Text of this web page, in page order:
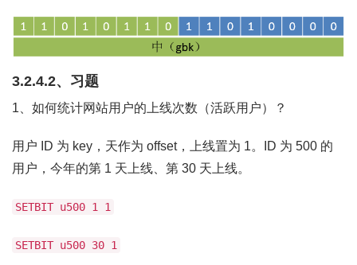
3.2.4.2、习题
1、如何统计网站用户的上线次数（活跃用户）？
用户 ID 为 key，天作为 offset，上线置为 1。ID 为 500 的
用户，今年的第 1 天上线、第 30 天上线。
SETBIT u500 1 1
SETBIT u500 30 1